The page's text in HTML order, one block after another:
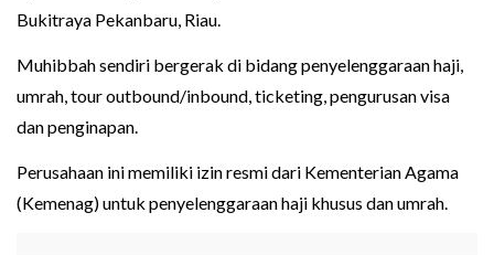
Bukitraya Pekanbaru, Riau.
Muhibbah sendiri bergerak di bidang penyelenggaraan haji,
umrah, tour outbound/inbound, ticketing, pengurusan visa
dan penginapan.
Perusahaan ini memiliki izin resmi dari Kementerian Agama
(Kemenag) untuk penyelenggaraan haji khusus dan umrah.